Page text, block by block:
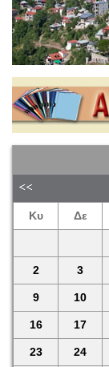
Κυ Δε
2 3
9 10
16 17
23 24